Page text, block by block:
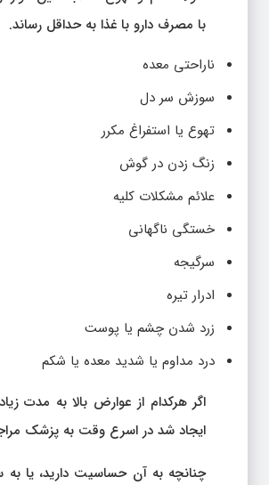
با مصرف دارو با غذا به حداقل رساند.
ناراحتی معده
سوزش سر دل
تهوع یا استفراغ مکرر
زنگ زدن در گوش
علائم مشکلات کلیه
خستگی ناگهانی
سرگیجه
ادرار تیره
زرد شدن چشم یا پوست
درد مداوم یا شدید معده یا شکم
اگر هرکدام از عوارض بالا به مدت
ایجاد شد در اسرع وقت به پزشک
چنانچه به آن حساسیت دارید، یا به